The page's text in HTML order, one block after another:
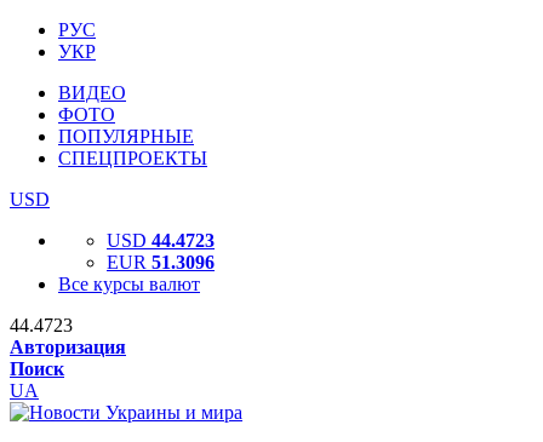
РУС
УКР
ВИДЕО
ФОТО
ПОПУЛЯРНЫЕ
СПЕЦПРОЕКТЫ
USD
USD 44.4723
EUR 51.3096
Все курсы валют
44.4723
Авторизация
Поиск
UA